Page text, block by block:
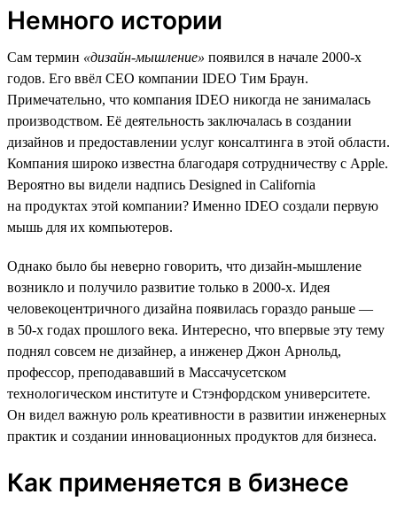
Немного истории
Сам термин «дизайн-мышление» появился в начале 2000-х
годов. Его ввёл СЕО компании IDEO Тим Браун.
Примечательно, что компания IDEO никогда не занималась
производством. Её деятельность заключалась в создании
дизайнов и предоставлении услуг консалтинга в этой области.
Компания широко известна благодаря сотрудничеству с Apple.
Вероятно вы видели надпись Designed in California
на продуктах этой компании? Именно IDEO создали первую
мышь для их компьютеров.
Однако было бы неверно говорить, что дизайн-мышление
возникло и получило развитие только в 2000-х. Идея
человекоцентричного дизайна появилась гораздо раньше —
в 50-х годах прошлого века. Интересно, что впервые эту тему
поднял совсем не дизайнер, а инженер Джон Арнольд,
профессор, преподававший в Массачусетском
технологическом институте и Стэнфордском университете.
Он видел важную роль креативности в развитии инженерных
практик и создании инновационных продуктов для бизнеса.
Как применяется в бизнесе